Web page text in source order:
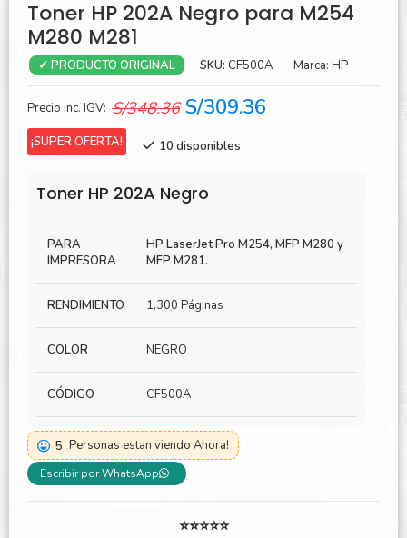
Toner HP 202A Negro para M254
M280 M281
✓ PRODUCTO ORIGINAL SKU: CF500A Marca: HP
Precio inc. IGV: S/348.36 El
original
S/348.36.
S/309.36
¡SUPER OFERTA! 10 disponibles
Toner HP 202A Negro
PARA
IMPRESORA
HP LaserJet Pro M254, MFP M280 y
MFP M281.
RENDIMIENTO 1,300 Páginas
COLOR NEGRO
CÓDIGO CF500A
5 Personas estan viendo Ahora!
Escribir por WhatsApp
⭐⭐⭐⭐⭐